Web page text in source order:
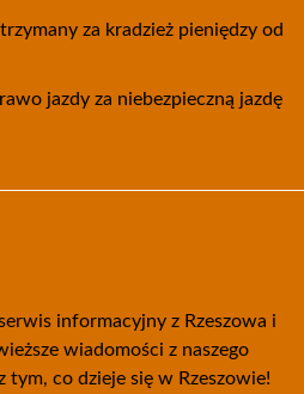
za kradzież pieniędzy od
jazdy za niebezpieczną jazdę
informacyjny z Rzeszowa i
wiadomości z naszego
tym, co dzieje się w Rzeszowie!